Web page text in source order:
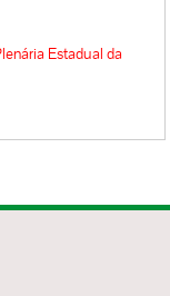
Estadual da